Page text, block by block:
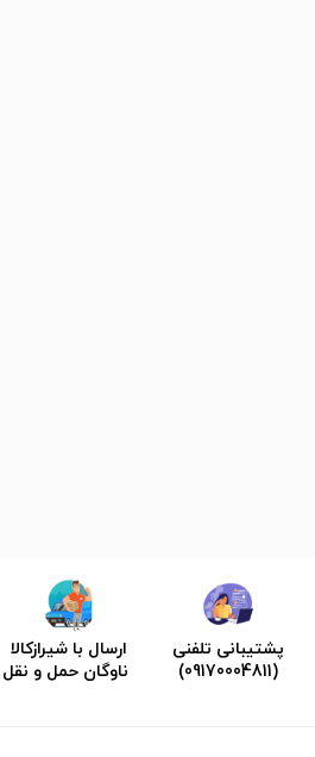
پشتیبانی تلفنی
(09170004811)
ارسال با شیرازکالا
ناوگان حمل و